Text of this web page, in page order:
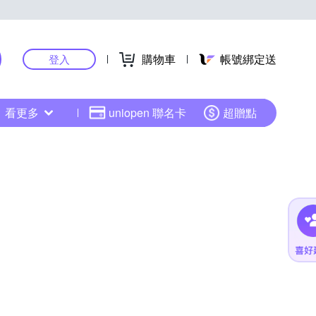
登入 購物車 帳號綁定送
看更多 uniopen 聯名卡 超贈點